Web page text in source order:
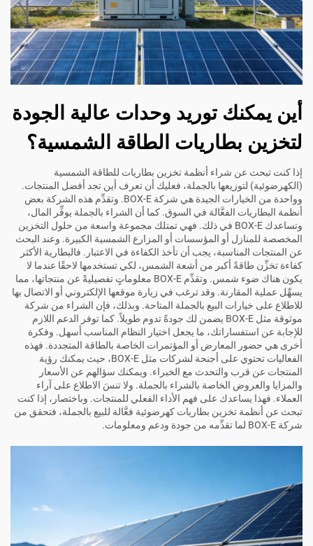
أين يمكنك توريد وحدات عالية الجودة
لتخزين بطاريات الطاقة الشمسية؟
إذا كنت تبحث عن شراء أنظمة تخزين بطاريات للطاقة الشمسية
(الكهرضوئية) لتوزيعها بالجملة، فعليك أن تعرف أين تجد أفضل المنتجات.
وواحدة من الخيارات الجيدة هي شركة BOX-E. وتقدِّم هذه الشركة بعض
أنظمة البطاريات الفعَّالة في السوق. كما أن الشراء بالجملة يوفِّر المال،
وتساعدك BOX-E في ذلك. فهي تمتلك مجموعة واسعة من حلول التخزين
المخصصة للمنازل أو المؤسسات أو المزارع الشمسية الكبيرة. وعند البحث
عن المنتجات المناسبة، يجب أن تأخذ الكفاءة في الاعتبار. فالبطارية الأكثر
كفاءة تخزِّن طاقةً أكبر من أشعة الشمس، لكي تستخدمها لاحقًا عندما لا
يكون هناك ضوء شمس. وتقدِّم BOX-E معلوماتٍ تفصيليةً عن منتجاتها، مما
يسهِّل عملية المقارنة. وقد ترغب في زيارة موقعها الإلكتروني أو الاتصال بها
للاطلاع على خيارات البيع بالجملة المتاحة. وبذلك، فإن الشراء من شركة
موثوقة مثل BOX-E يضمن لك جودةً تدوم طويلاً. كما توفر الدعم اللازم
للإجابة عن استفساراتك، ما يجعل اختيار النظام المناسب أسهل. وفكرة
أخرى هي حضور المعارض أو المؤتمرات الخاصة بالطاقة المتجددة. فهذه
الفعاليات تحتوي على أجنحة لشركات مثل BOX-E، حيث يمكنك رؤية
المنتجات عن قرب والتحدث مع الخبراء. ويمكنك سؤالهم عن الأسعار
والمزايا والعروض الخاصة بالشراء بالجملة. ولا تنسَ الاطلاع على آراء
العملاء. فهذا يساعدك على فهم الأداء الفعلي للمنتجات. وباختصار، إذا كنت
تبحث عن أنظمة تخزين بطاريات كهرضوئية فعَّالة للبيع بالجملة، فتحقق من
شركة BOX-E لما تقدِّمه من جودة ودعم ومعلومات.